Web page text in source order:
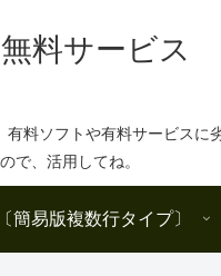
料サービス
料ソフトや有料サービス
で、活用してね。
簡易版複数行タイプ〕